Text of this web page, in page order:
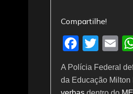
Compartilhe!
F
a
c
T
w
itt
E
m
ai
A Polícia Federal
da Educação